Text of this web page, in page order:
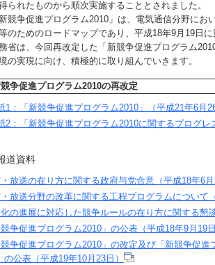
られたものから順次実施することとされました。
競争促進プログラム2010」は、電気通信分野にお
のためのロードマップであり、平成18年9月19日
省は、今回再改定した「新競争促進プログラム
の実現に向け、積極的に取り組んでいきます。
争促進プログラム2010の再改定
1：「新競争促進プログラム2010」（平成21年6月
2：「新競争促進プログラム2010に関するプログレ
道資料
放送の在り方に関する政府与党合意（平成18年6月
放送分野の改革に関する工程プログラムについて
の進展に対応した競争ルールの在り方に関する懇
争促進プログラム2010」の公表（平成18年9月19日
争促進プログラム2010」の改定及び「新競争促
の公表（平成19年10月23日）